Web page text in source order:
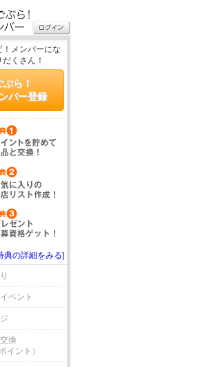
！メンバーにな
くさん！
ぶら！
バー登録
の詳細をみる]
ベント
換
イント）